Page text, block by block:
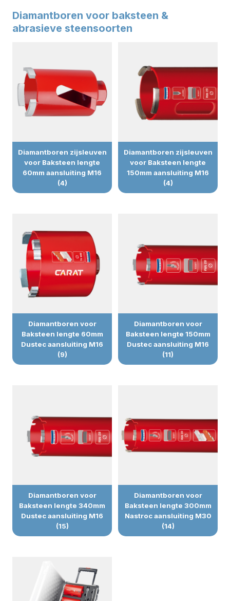
Diamantboren voor baksteen &
abrasieve steensoorten
Diamantboren zijsleuven
voor Baksteen lengte
60mm aansluiting M16
(4)
Diamantboren zijsleuven
voor Baksteen lengte
150mm aansluiting M16
(4)
Diamantboren voor
Baksteen lengte 60mm
Dustec aansluiting M16
(9)
Diamantboren voor
Baksteen lengte 150mm
Dustec aansluiting M16
(11)
Diamantboren voor
Baksteen lengte 340mm
Dustec aansluiting M16
(15)
Diamantboren voor
Baksteen lengte 300mm
Nastroc aansluiting M30
(14)